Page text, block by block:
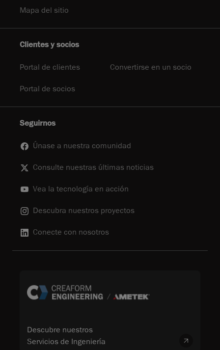
Mapa del sitio
Clientes y socios
Portal de clientes Convertirse en un socio
Portal de socios
Seguirnos
Únase a nuestra comunidad
Consulte nuestras últimas noticias
Vea la tecnología en acción
Descubra nuestros proyectos
Conecte con nosotros
Descubre nuestros
Servicios de Ingeniería